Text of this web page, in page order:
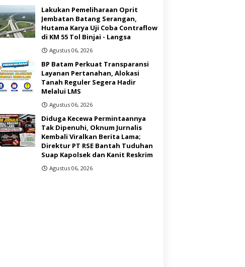
Lakukan Pemeliharaan Oprit
Jembatan Batang Serangan,
Hutama Karya Uji Coba Contraflow
di KM 55 Tol Binjai - Langsa
Agustus 06, 2026
BP Batam Perkuat Transparansi
Layanan Pertanahan, Alokasi
Tanah Reguler Segera Hadir
Melalui LMS
Agustus 06, 2026
Diduga Kecewa Permintaannya
Tak Dipenuhi, Oknum Jurnalis
Kembali Viralkan Berita Lama;
Direktur PT RSE Bantah Tuduhan
Suap Kapolsek dan Kanit Reskrim
Agustus 06, 2026